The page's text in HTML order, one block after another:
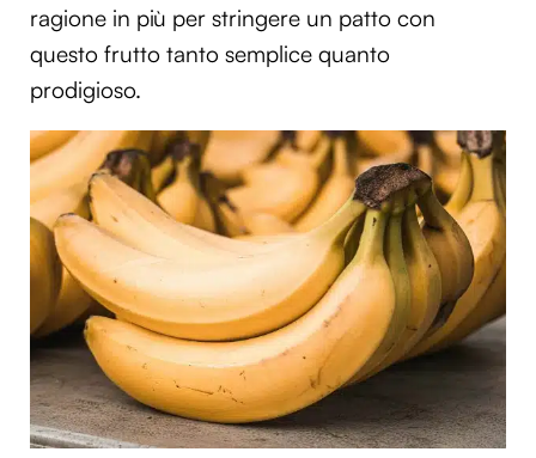
ragione in più per stringere un patto con
questo frutto tanto semplice quanto
prodigioso.